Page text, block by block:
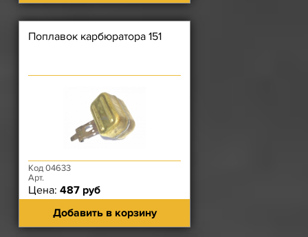
Поплавок карбюратора 151
Код 04633
Арт.
Цена: 487 руб
Добавить в корзину